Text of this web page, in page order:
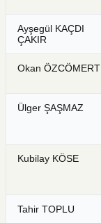
Ayşegül KAÇDI
ÇAKIR
Okan ÖZCÖMERT
Ülger ŞAŞMAZ
Kubilay KÖSE
Tahir TOPLU